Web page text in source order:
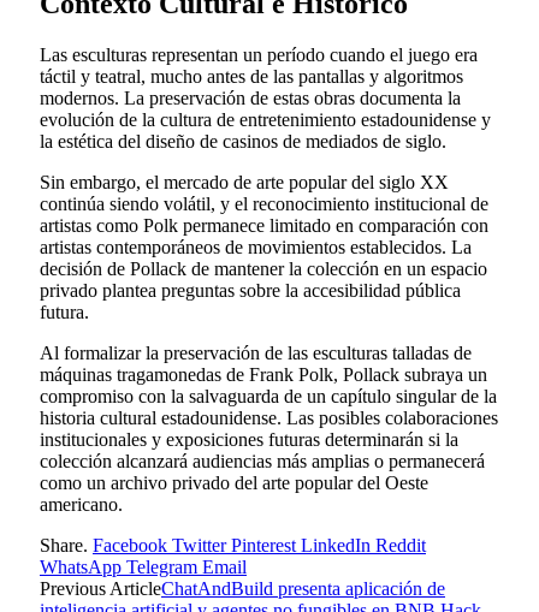
Las esculturas representan un período cuando el juego era
táctil y teatral, mucho antes de las pantallas y algoritmos
modernos. La preservación de estas obras documenta la
evolución de la cultura de entretenimiento estadounidense y
la estética del diseño de casinos de mediados de siglo.
Sin embargo, el mercado de arte popular del siglo XX
continúa siendo volátil, y el reconocimiento institucional de
artistas como Polk permanece limitado en comparación con
artistas contemporáneos de movimientos establecidos. La
decisión de Pollack de mantener la colección en un espacio
privado plantea preguntas sobre la accesibilidad pública
futura.
Al formalizar la preservación de las esculturas talladas de
máquinas tragamonedas de Frank Polk, Pollack subraya un
compromiso con la salvaguarda de un capítulo singular de la
historia cultural estadounidense. Las posibles colaboraciones
institucionales y exposiciones futuras determinarán si la
colección alcanzará audiencias más amplias o permanecerá
como un archivo privado del arte popular del Oeste
americano.
Share. Facebook Twitter Pinterest LinkedIn Reddit
WhatsApp Telegram Email
Previous ArticleChatAndBuild presenta aplicación de